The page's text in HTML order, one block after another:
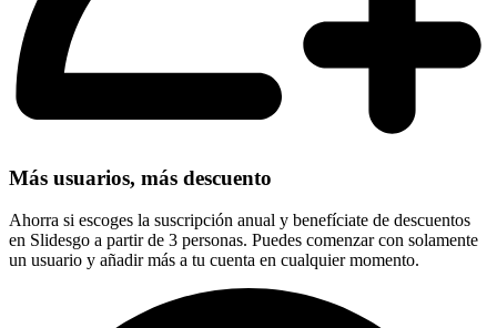
Más usuarios, más descuento
Ahorra si escoges la suscripción anual y benefíciate de descuentos
en Slidesgo a partir de 3 personas. Puedes comenzar con solamente
un usuario y añadir más a tu cuenta en cualquier momento.